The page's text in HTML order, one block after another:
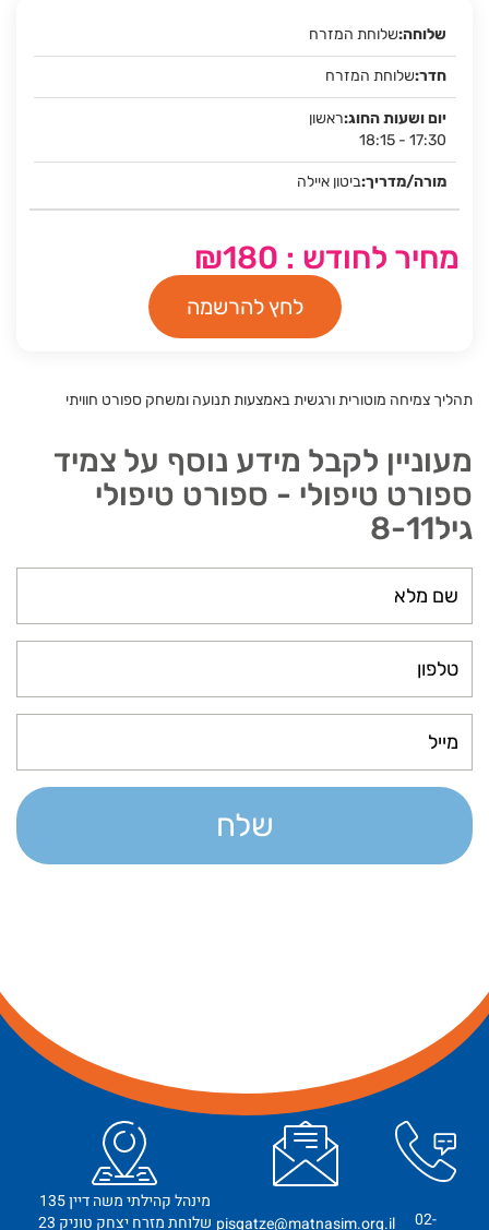
שלוחת המזרח
שלוחת המזרח
ראשון
18:15 - 17:30
ביטון איילה
מחיר לחודש : ₪180
לחץ להרשמה
תהליך צמיחה מוטורית ורגשית באמצעות תנועה ומשחק ספורט חוויתי
מעוניין לקבל מידע נוסף על צמיד
ספורט טיפולי - ספורט טיפולי
גיל8-11
שלח
02-
pisgatze@matnasim.org.il
מינהל קהילתי משה דיין 135
שלוחת מזרח יצחק טוניק 23